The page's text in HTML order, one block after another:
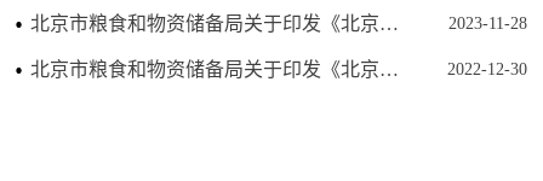
北京市粮食和物资储备局关于印发《北京市粮食领域行政强制裁量权基准》的通知 2023-11-28
北京市粮食和物资储备局关于印发《北京市粮食领域不予行政处罚事项清单》的通知 2022-12-30